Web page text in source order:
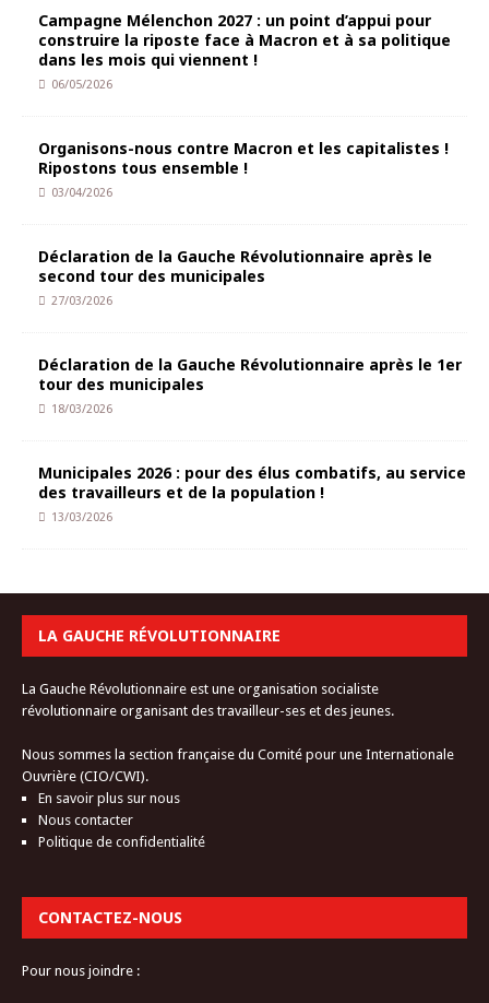
Campagne Mélenchon 2027 : un point d’appui pour
construire la riposte face à Macron et à sa politique
dans les mois qui viennent !
06/05/2026
Organisons-nous contre Macron et les capitalistes !
Ripostons tous ensemble !
03/04/2026
Déclaration de la Gauche Révolutionnaire après le
second tour des municipales
27/03/2026
Déclaration de la Gauche Révolutionnaire après le 1er
tour des municipales
18/03/2026
Municipales 2026 : pour des élus combatifs, au service
des travailleurs et de la population !
13/03/2026
LA GAUCHE RÉVOLUTIONNAIRE
La Gauche Révolutionnaire est une organisation socialiste
révolutionnaire organisant des travailleur-ses et des jeunes.
Nous sommes la section française du Comité pour une Internationale
Ouvrière (CIO/CWI).
En savoir plus sur nous
Nous contacter
Politique de confidentialité
CONTACTEZ-NOUS
Pour nous joindre :